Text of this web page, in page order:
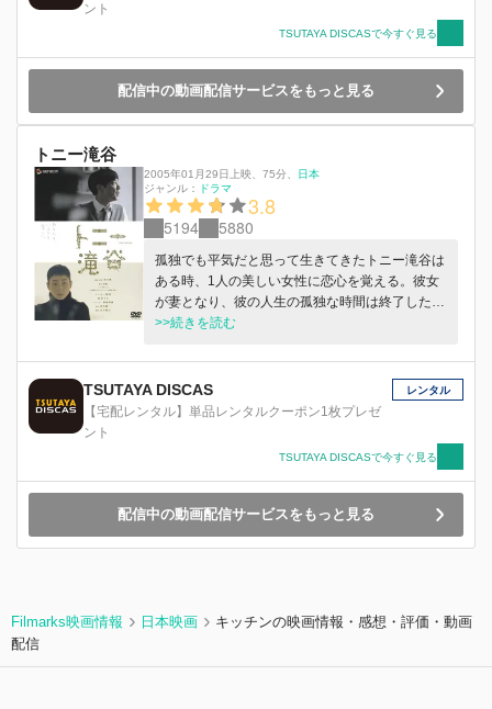
ント
TSUTAYA DISCASで今すぐ見る
配信中の動画配信サービスをもっと見る
トニー滝谷
2005年01月29日上映 75分
日本
ジャンル：
ドラマ
3.8
5194 5880
孤独でも平気だと思って生きてきたトニー滝谷は
ある時、1人の美しい女性に恋心を覚える。彼女
が妻となり、彼の人生の孤独な時間は終了した
が、束の間の幸福は妻の事故死で失われてしま
服だけだった…。
>>続きを読む
TSUTAYA DISCAS
【宅配レンタル】単品レンタルクーポン1枚プレゼ
ント
レンタル
TSUTAYA DISCASで今すぐ見る
配信中の動画配信サービスをもっと見る
Filmarks映画情報 日本映画
キッチンの映画情報・感想・評価・動画
配信